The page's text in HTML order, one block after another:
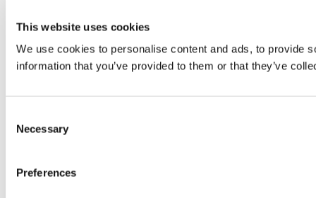
This website uses cookies
We use cookies to personalise content and ads, to provide
information that you’ve provided to them or that they’ve
Selection
Necessary
Preferences